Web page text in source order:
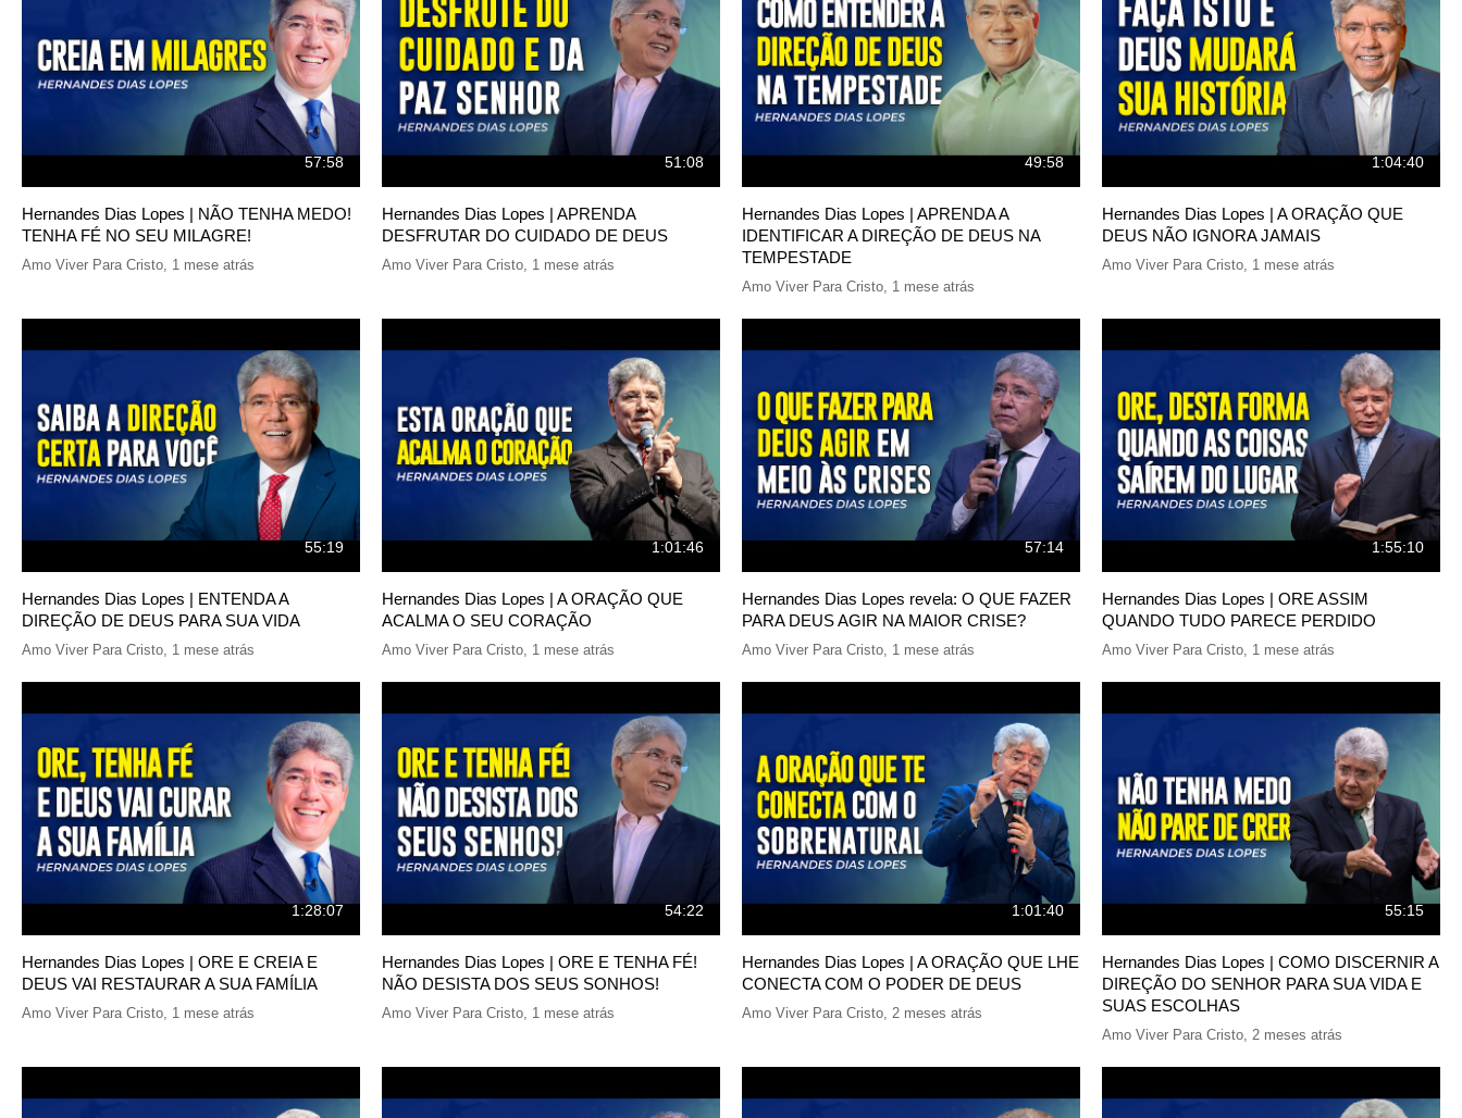
57:58
Hernandes Dias Lopes | NÃO TENHA MEDO!
TENHA FÉ NO SEU MILAGRE!
Amo Viver Para Cristo 1 mese atrás
51:08
Hernandes Dias Lopes | APRENDA
DESFRUTAR DO CUIDADO DE DEUS
Amo Viver Para Cristo 1 mese atrás
49:58
Hernandes Dias Lopes | APRENDA A
IDENTIFICAR A DIREÇÃO DE DEUS NA
TEMPESTADE
Amo Viver Para Cristo 1 mese atrás
1:04:40
Hernandes Dias Lopes | A ORAÇÃO QUE
DEUS NÃO IGNORA JAMAIS
Amo Viver Para Cristo 1 mese atrás
55:19
Hernandes Dias Lopes | ENTENDA A
DIREÇÃO DE DEUS PARA SUA VIDA
Amo Viver Para Cristo 1 mese atrás
1:01:46
Hernandes Dias Lopes | A ORAÇÃO QUE
ACALMA O SEU CORAÇÃO
Amo Viver Para Cristo 1 mese atrás
57:14
Hernandes Dias Lopes revela: O QUE FAZER
PARA DEUS AGIR NA MAIOR CRISE?
Amo Viver Para Cristo 1 mese atrás
1:55:10
Hernandes Dias Lopes | ORE ASSIM
QUANDO TUDO PARECE PERDIDO
Amo Viver Para Cristo 1 mese atrás
1:28:07
Hernandes Dias Lopes | ORE E CREIA E
DEUS VAI RESTAURAR A SUA FAMÍLIA
Amo Viver Para Cristo, 1 mese atrás
54:22
Hernandes Dias Lopes | ORE E TENHA FÉ!
NÃO DESISTA DOS SEUS SONHOS!
Amo Viver Para Cristo, 1 mese atrás
1:01:40
Hernandes Dias Lopes | A ORAÇÃO QUE LHE
CONECTA COM O PODER DE DEUS
Amo Viver Para Cristo, 2 meses atrás
55:15
Hernandes Dias Lopes | COMO DISCERNIR A
DIREÇÃO DO SENHOR PARA SUA VIDA E
SUAS ESCOLHAS
Amo Viver Para Cristo, 2 meses atrás